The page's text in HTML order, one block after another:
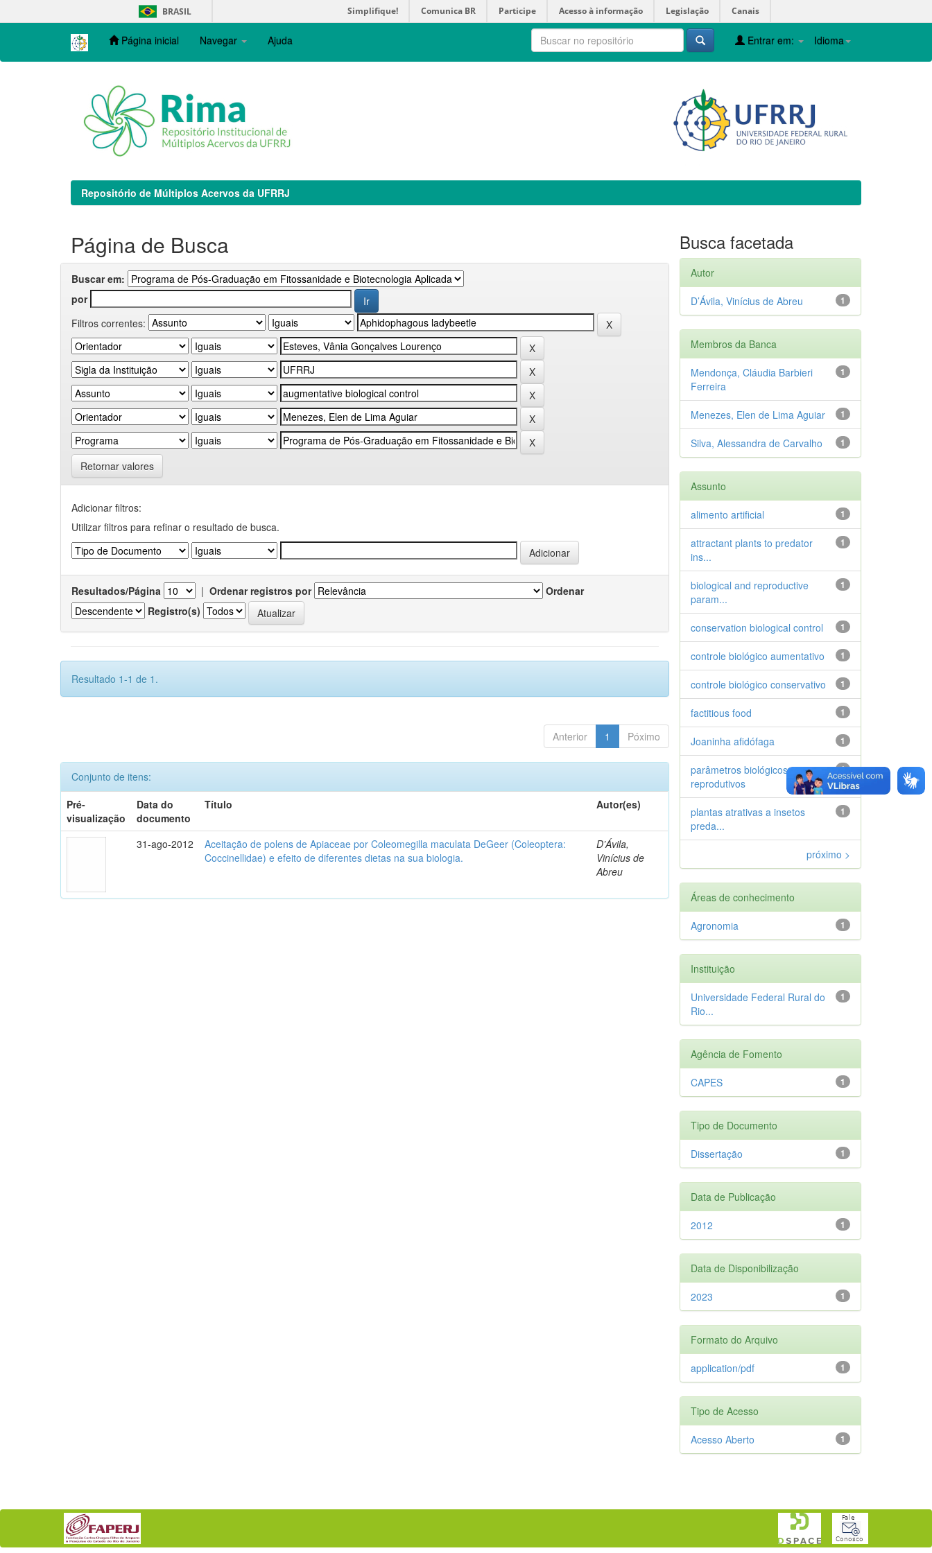
navigation
BRASIL Simplifique! Comunica BR Participe Acesso à informação Legislação Canais
Página inicial Navegar Ajuda Idioma
Entrar em:
Repositório de Múltiplos Acervos da UFRRJ
Página de Busca
Buscar em:
por
Filtros correntes:
Retornar valores
Adicionar filtros:
Utilizar filtros para refinar o resultado de busca.
Resultados/Página | Ordenar registros por
Ordenar
Registro(s)
Resultado 1-1 de 1.
Anterior 1 Póximo
Conjunto de itens:
Pré-
visualização
Data do
documento
Título Autor(es)
31-ago-2012
Aceitação de polens de Apiaceae por Coleomegilla maculata DeGeer (Coleoptera:
Coccinellidae) e efeito de diferentes dietas na sua biologia.
D’Ávila,
Vinícius de
Abreu
Busca facetada
Autor
1
D’Ávila, Vinícius de Abreu
Membros da Banca
1
Mendonça, Cláudia Barbieri
Ferreira
1
Menezes, Elen de Lima Aguiar
1
Silva, Alessandra de Carvalho
Assunto
1
alimento artificial
1
attractant plants to predator
ins...
1
biological and reproductive
param...
1
conservation biological control
1
controle biológico aumentativo
1
controle biológico conservativo
1
factitious food
1
Joaninha afidófaga
1
parâmetros biológicos e
reprodutivos
1
plantas atrativas a insetos
preda...
próximo >
Áreas de conhecimento
1
Agronomia
Instituição
1
Universidade Federal Rural do
Rio...
Agência de Fomento
1
CAPES
Tipo de Documento
1
Dissertação
Data de Publicação
1
2012
Data de Disponibilização
1
2023
Formato do Arquivo
1
application/pdf
Tipo de Acesso
1
Acesso Aberto